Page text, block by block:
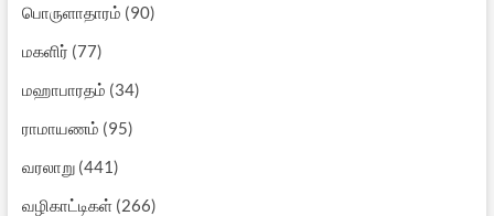
பொருளாதாரம் (90)
மகளிர் (77)
மஹாபாரதம் (34)
ராமாயணம் (95)
வரலாறு(441)
வழிகாட்டிகள்(266)